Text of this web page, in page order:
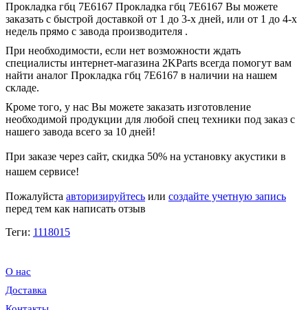
Прокладка гбц 7E6167 Прокладка гбц 7E6167 Вы можете
заказать с быстрой доставкой от 1 до 3-х дней, или от 1 до 4-х
недель прямо с завода производителя .
При необходимости, если нет возможности ждать
специалисты интернет-магазина 2KParts всегда помогут вам
найти аналог Прокладка гбц 7E6167 в наличии на нашем
складе.
Кроме того, у нас Вы можете заказать изготовление
необходимой продукции для любой спец техники под заказ с
нашего завода всего за 10 дней!
При заказе через сайт, скидка 50% на установку акустики в
нашем сервисе!
Пожалуйста авторизируйтесь или создайте учетную запись
перед тем как написать отзыв
Теги: 1118015
О нас
Доставка